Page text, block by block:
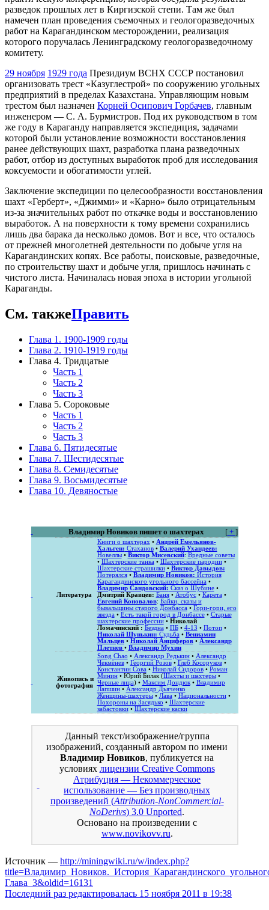
разведок прошлых лет в Киргизской степи. Там же был
намечен план проведения съемочных и геологоразведочных
работ на Карагандинском месторождении, реализация
которого поручалась Ленинградскому геологоразведочному
комитету.
29 ноября 1929 года Президиум ВСНХ СССР постановил
организовать трест «Казуглестрой» по сооружению угольных
предприятий в пределах Казахстана. Управляющим новым
трестом был назначен Корней Осипович Горбачев, главным
инженером — С. А. Бурмистров. Под их руководством в том
же году в Караганду направляется экспедиция, задачами
которой были установление возможности восстановления
ранее действующих шахт, разработка плана разведочных
работ, отбор из доступных выработок проб для исследования
коксуемости и обогатимости углей.
Заключение экспедиции по целесообразности восстановления
шахт «Герберт», «Джимми» и «Карно» было отрицательным
из-за значительных работ по откачке воды и восстановлению
выработок. А на поверхности к тому времени сохранились
лишь два барака да несколько домов. Вот и все, что осталось
от прежней многолетней деятельности по добыче угля на
Карагандинских копях. Все работы, поисковые, разведочные,
по строительству шахт и добыче угля, пришлось начинать с
чистого листа. Начиналась новая эпоха в истории угольной
Караганды.
См. такжеПравить
Глава 1. 1900-1909 годы
Глава 2. 1910-1919 годы
Глава 4. Тридцатые
Часть 1
Часть 2
Часть 3
Глава 5. Сороковые
Часть 1
Часть 2
Часть 3
Глава 6. Пятидесятые
Глава 7. Шестидесятые
Глава 8. Семидесятые
Глава 9. Восьмидесятые
Глава 10. Девяностые
[+ ]
Владимир Новиков пишет о шахтерах
Литература
Книги о шахтерах • Андрей Емельянов-
Хальген: Стаханов• Валерий Ухандеев:
Новеллы• Виктор Мисевский: Вредные советы
• Шахтерские танка• Шахтерские пародии•
Шахтерские страшилки• Виктор Давыдов:
Потерялся• Владимир Новиков: История
Карагандинского угольного бассейна•
Владимир Сандовский: Сказ о Шубине•
Дмитрий Кравцев: Баня• Атобус• Карета•
Евгений Коновалов: Байки, сказы и
бывальщины старого Донбасса• Гори-гори, его
звезда• Есть такой город в Донбассе• Старые
шахтерские профессии• Николай
Ломачинский : Бездна• ПБ• 4-13 • Потоп•
Николай Шунькин: Судьба• Вениамин
Мальцев• Николай Анциферов• Александр
Плетнев • Владимир Мухин
Живопись и
фотография
Song Chao • Александр Редькин• Александр
Чекмёнев• Георгий Розов• Глеб Косоруков•
Константин Сова• Николай Сидоров• Роман
Минин• Юрий Билак (Шахты и шахтеры•
Черные лица) • Максим Дондюк• Владимир
Лапшин• Александр Дьяченко
Женщины-шахтеры• Лава• Национальности•
Похороны на Засядько • Шахтерские
забастовки• Шахтерские каски
Данный текст/изображение/группа
изображений, созданный автором по имени
Владимир Новиков, публикуется на
условиях лицензии Creative Commons
Атрибуция — Некоммерческое
использование — Без производных
произведений (Attribution-NonCommercial-
NoDerivs) 3.0 Unported.
Основано на произведении с
www.novikovv.ru.
Источник — http://miningwiki.ru/w/index.php?
Глава_3&oldid=16131
Последний раз редактировалась 15 ноября 2011 в 19:38